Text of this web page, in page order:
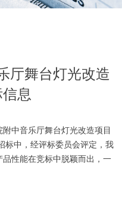
厅舞台灯光改造
息
中音乐厅舞台灯光改造项目
标中，经评标委员会评定，我
性能在竞标中脱颖而出，一